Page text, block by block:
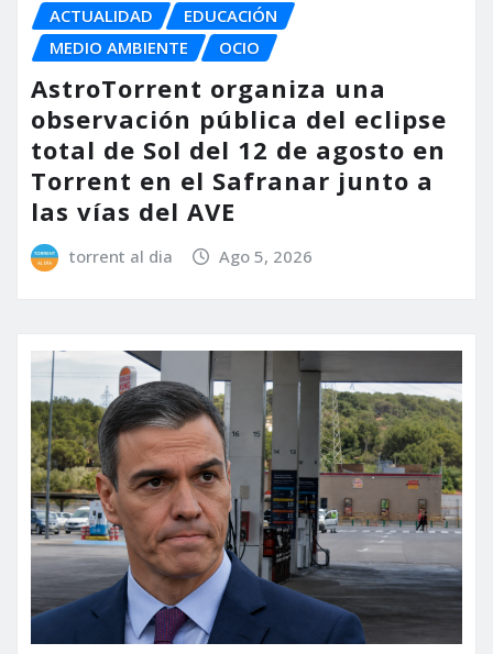
ACTUALIDAD
EDUCACIÓN
MEDIO AMBIENTE
OCIO
AstroTorrent organiza una
observación pública del eclipse
total de Sol del 12 de agosto en
Torrent en el Safranar junto a
las vías del AVE
torrent al dia Ago 5, 2026